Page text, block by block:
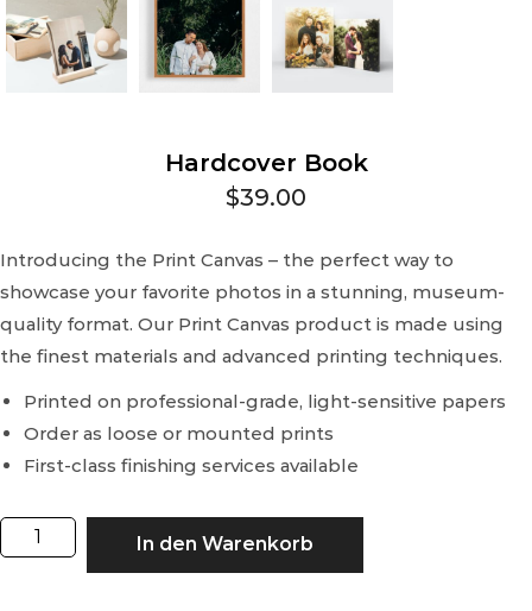
Hardcover Book
$39.00
Introducing the Print Canvas – the perfect way to
showcase your favorite photos in a stunning, museum-
quality format. Our Print Canvas product is made using
the finest materials and advanced printing techniques.
Printed on professional-grade, light-sensitive papers
Order as loose or mounted prints
First-class finishing services available
In den Warenkorb